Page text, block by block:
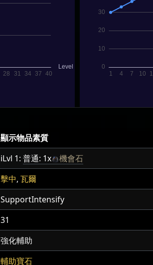
顯示物品素質
iLvl 1: 普通: 1x
機會石
擊中, 瓦爾
SupportIntensify
31
強化輔助
輔助寶石